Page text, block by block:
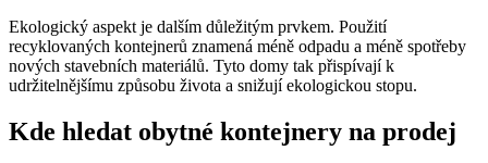
Ekologický aspekt je dalším důležitým prvkem. Použití
recyklovaných kontejnerů znamená méně odpadu a méně spotřeby
nových stavebních materiálů. Tyto domy tak přispívají k
udržitelnějšímu způsobu života a snižují ekologickou stopu.
Kde hledat obytné kontejnery na prodej